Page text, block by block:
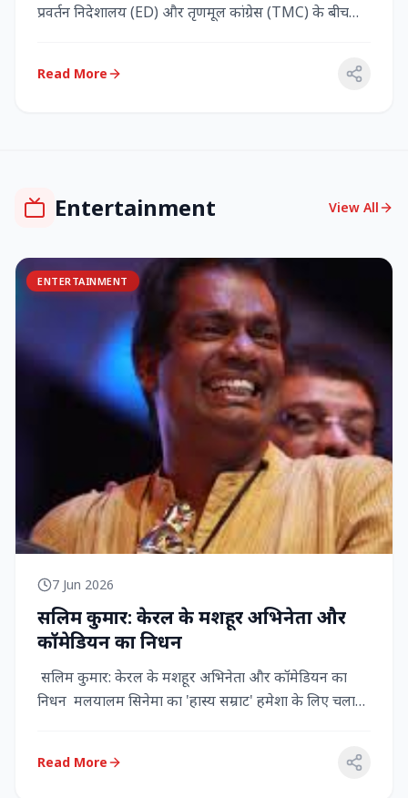
प्रवर्तन निदेशालय (ED) और तृणमूल कांग्रेस (TMC) के बीच
Read More
Entertainment View All
ENTERTAINMENT
7 Jun 2026
सलिम कुमार: केरल के मशहूर अभिनेता और
कॉमेडियन का निधन
सलिम कुमार: केरल के मशहूर अभिनेता और कॉमेडियन का
निधन मलयालम सिनेमा का 'हास्य सम्राट' हमेशा के लिए चला
Read More